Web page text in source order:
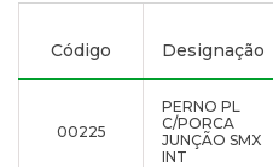
Código Designação
00225
PERNO PL
C/PORCA
JUNÇÃO SMX
INT